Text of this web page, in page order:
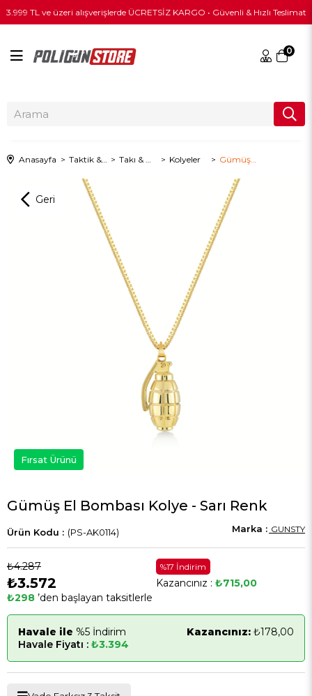
3.999 TL ve üzeri alışverişlerde ÜCRETSİZ KARGO • Güvenli & Hızlı Teslimat
0
Anasayfa Kolyeler
Fırsat Ürünü
Gümüş El Bombası Kolye - Sarı Renk
(PS-AK0114) GUNSTY
₺4.287 %17 İndirim
₺3.572 Kazancınız : ₺715,00
₺298 ’den başlayan taksitlerle
Havale ile %5 İndirim Kazancınız: ₺178,00
Havale Fiyatı : ₺3.394